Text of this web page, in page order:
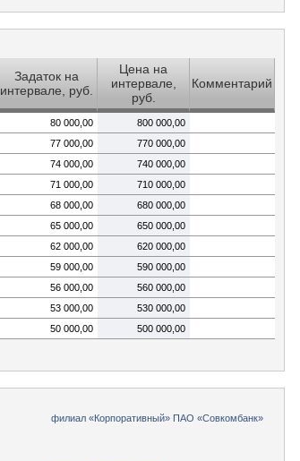
Задаток на
интервале, руб.
Цена на
интервале,
руб.
Комментарий
80 000,00
800 000,00
77 000,00
770 000,00
74 000,00
740 000,00
71 000,00
710 000,00
68 000,00
680 000,00
65 000,00
650 000,00
62 000,00
620 000,00
59 000,00
590 000,00
56 000,00
560 000,00
53 000,00
530 000,00
50 000,00 500 000,00
филиал «Корпоративный» ПАО «Совкомбанк»